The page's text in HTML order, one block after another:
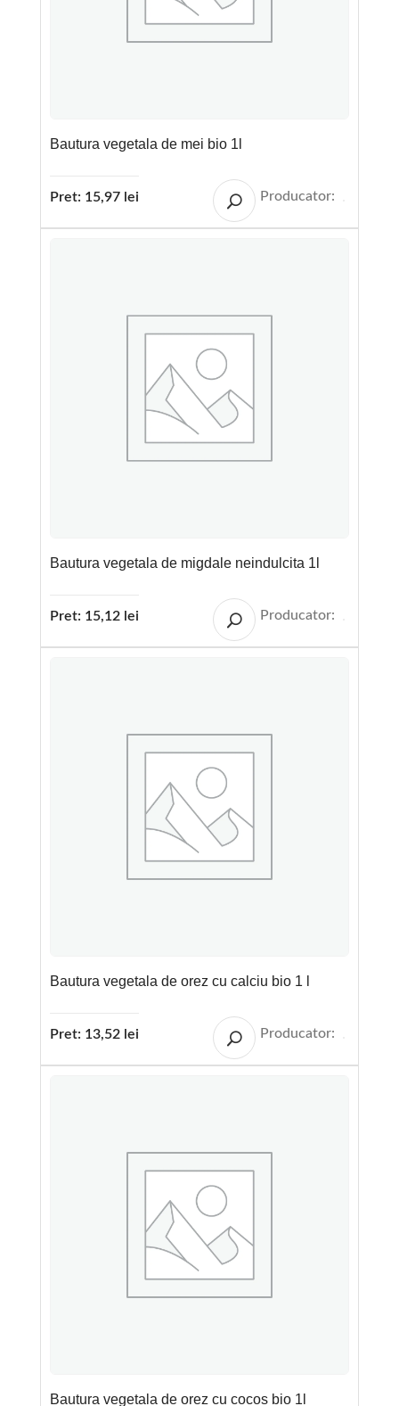
Bautura vegetala de mei bio 1l
Pret: 15,97 lei Producator:
Bautura vegetala de migdale neindulcita 1l
Pret: 15,12 lei Producator:
Bautura vegetala de orez cu calciu bio 1 l
Pret: 13,52 lei Producator:
Bautura vegetala de orez cu cocos bio 1l